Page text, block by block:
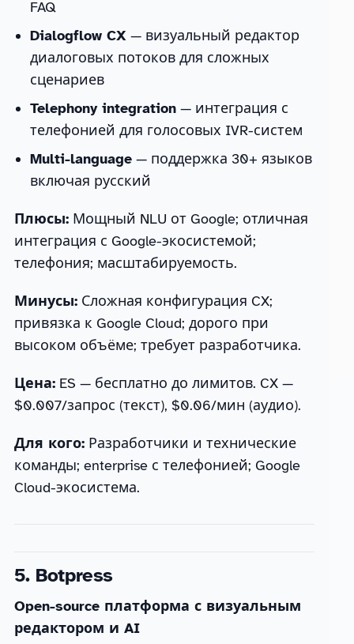
FAQ
Dialogflow CX— визуальный редактор
диалоговых потоков для сложных
сценариев
Telephony integration— интеграция с
телефонией для голосовых IVR-систем
Multi-language— поддержка 30+ языков
включая русский
Плюсы:Мощный NLU от Google; отличная
интеграция с Google-экосистемой;
телефония; масштабируемость.
Минусы:Сложная конфигурация CX;
привязка к Google Cloud; дорого при
высоком объёме; требует разработчика.
Цена:ES — бесплатно до лимитов. CX —
$0.007/запрос (текст), $0.06/мин (аудио).
Для кого:Разработчики и технические
команды; enterprise с телефонией; Google
Cloud-экосистема.
5. Botpress
Open-source платформа с визуальным
редактором и AI